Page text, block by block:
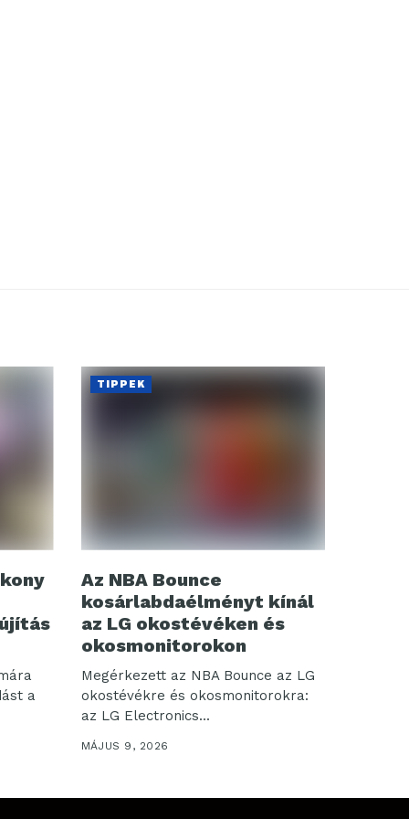
a
TIPPEK
Az NBA Bounce
kosárlabdaélményt kínál
az LG okostévéken és
okosmonitorokon
Megérkezett az NBA Bounce az LG
okostévékre és okosmonitorokra:
az LG Electronics...
MÁJUS 9, 2026